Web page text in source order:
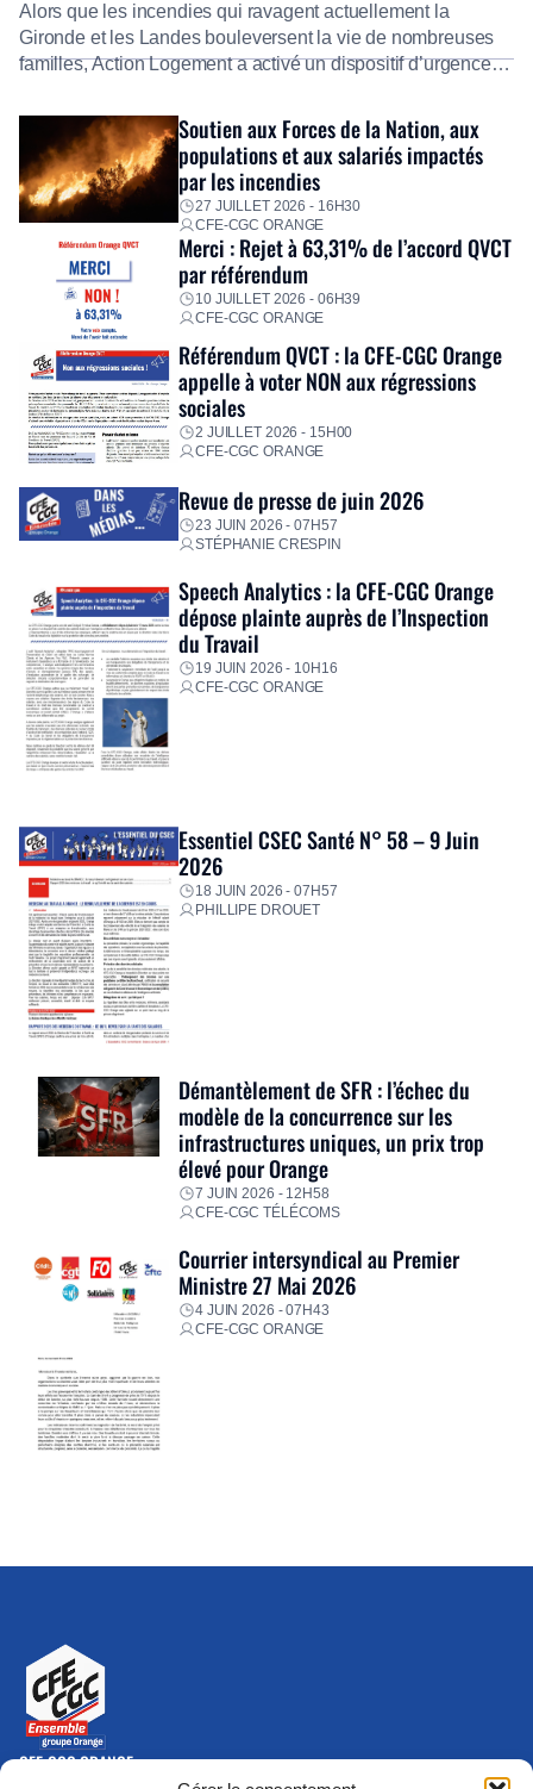
Alors que les incendies qui ravagent actuellement la
Gironde et les Landes bouleversent la vie de nombreuses
familles, Action Logement a activé un dispositif d’urgence
Fidèle à sa mission d’utilité sociale, le Groupe mobilise
immédiatement ses équipes afin de proposer un diagnostic
personnalisé, des aides financières pour faire face aux
premières dépenses, […]
Soutien aux Forces de la Nation, aux
populations et aux salariés impactés
par les incendies
27 JUILLET 2026 - 16H30
CFE-CGC ORANGE
Merci : Rejet à 63,31% de l’accord QVCT
par référendum
10 JUILLET 2026 - 06H39
CFE-CGC ORANGE
Référendum QVCT : la CFE-CGC Orange
appelle à voter NON aux régressions
sociales
2 JUILLET 2026 - 15H00
CFE-CGC ORANGE
Revue de presse de juin 2026
23 JUIN 2026 - 07H57
STÉPHANIE CRESPIN
Speech Analytics : la CFE-CGC Orange
dépose plainte auprès de l’Inspection
du Travail
19 JUIN 2026 - 10H16
CFE-CGC ORANGE
Essentiel CSEC Santé N° 58 – 9 Juin
2026
18 JUIN 2026 - 07H57
PHILLIPE DROUET
Démantèlement de SFR : l’échec du
modèle de la concurrence sur les
infrastructures uniques, un prix trop
élevé pour Orange
7 JUIN 2026 - 12H58
CFE-CGC TÉLÉCOMS
Courrier intersyndical au Premier
Ministre 27 Mai 2026
4 JUIN 2026 - 07H43
CFE-CGC ORANGE
CFE-CGC ORANGE
10-12 rue Saint Amand, 75015 Paris Cedex 15